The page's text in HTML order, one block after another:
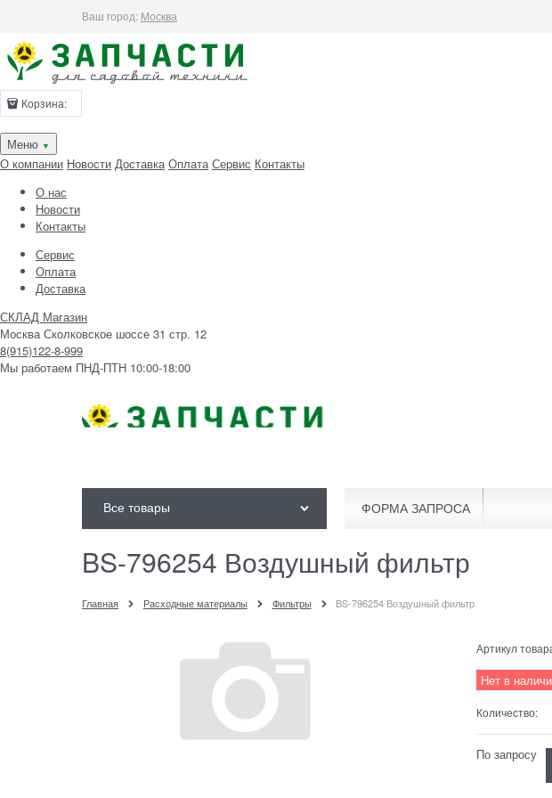
Ваш город: Москва
Корзина:
Меню ▼
О компании Новости Доставка Оплата Сервис Контакты
О нас
Новости
Контакты
Сервис
Оплата
Доставка
СКЛАД Магазин
Москва Сколковское шоссе 31 стр. 12
8(915)122-8-999
Мы работаем ПНД-ПТН 10:00-18:00
Все товары ФОРМА ЗАПРОСА
BS-796254 Воздушный фильтр
Главная Расходные материалы Фильтры BS-796254 Воздушный фильтр
Артикул
Нет в
Количество:
По запросу